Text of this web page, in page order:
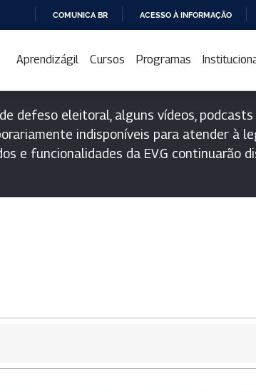
PARA
CONTEÚDO
COMUNICA BR ACESSO À INFORMAÇÃO
Aprendizágil Cursos Programas
defeso eleitoral, alguns vídeos,
indisponíveis para atender à
e funcionalidades da EV.G continuarão